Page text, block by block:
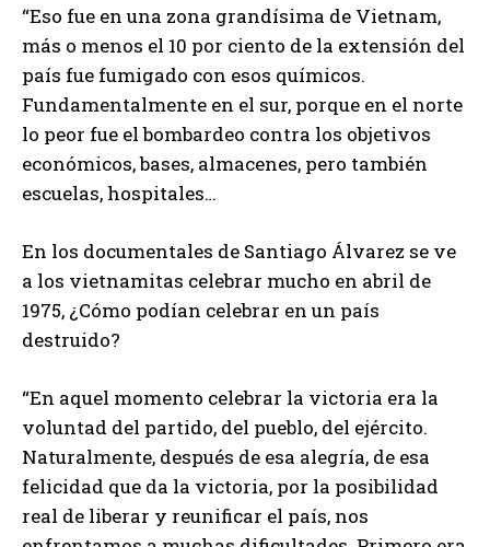
“Eso fue en una zona grandísima de Vietnam,
más o menos el 10 por ciento de la extensión del
país fue fumigado con esos químicos.
Fundamentalmente en el sur, porque en el norte
lo peor fue el bombardeo contra los objetivos
económicos, bases, almacenes, pero también
escuelas, hospitales…
En los documentales de Santiago Álvarez se ve
a los vietnamitas celebrar mucho en abril de
1975, ¿Cómo podían celebrar en un país
destruido?
“En aquel momento celebrar la victoria era la
voluntad del partido, del pueblo, del ejército.
Naturalmente, después de esa alegría, de esa
felicidad que da la victoria, por la posibilidad
real de liberar y reunificar el país, nos